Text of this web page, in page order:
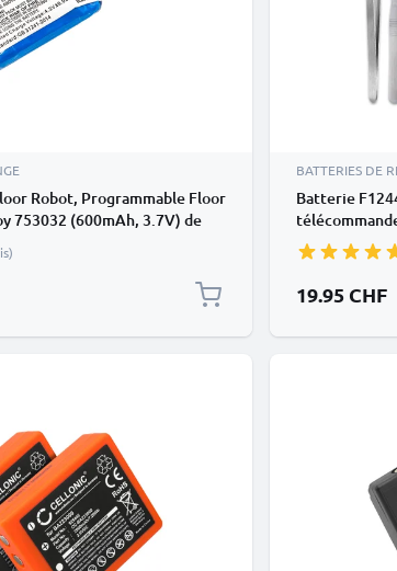
Robot, Programmable Floor
753032 (600mAh, 3.7V) de
BATTERIES DE
Batterie
Harmony
19.95 CHF